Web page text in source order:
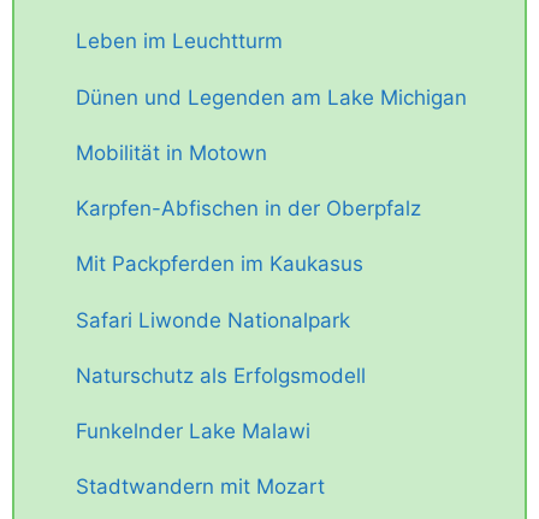
Leben im Leuchtturm
Dünen und Legenden am Lake Michigan
Mobilität in Motown
Karpfen-Abfischen in der Oberpfalz
Mit Packpferden im Kaukasus
Safari Liwonde Nationalpark
Naturschutz als Erfolgsmodell
Funkelnder Lake Malawi
Stadtwandern mit Mozart